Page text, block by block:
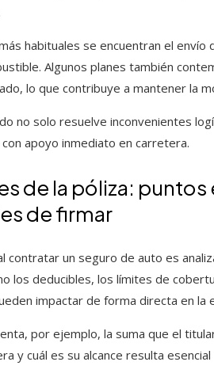
habituales se encuentran el envío
Algunos planes también
lo que contribuye a mantener la
no solo resuelve inconvenientes
apoyo inmediato en carretera.
de la póliza:
de firmar
contratar un seguro de auto es
los deducibles, los límites de
impactar de forma directa en la
por ejemplo, la suma que el
y cuál es su alcance resulta